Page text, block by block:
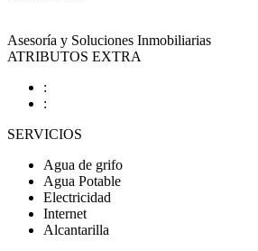
Asesoría y Soluciones Inmobiliarias
ATRIBUTOS EXTRA
:
:
SERVICIOS
Agua de grifo
Agua Potable
Electricidad
Internet
Alcantarilla